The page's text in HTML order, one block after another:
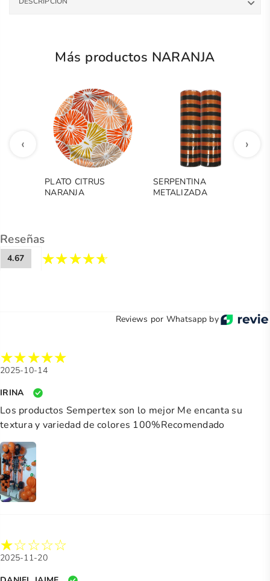
Más productos NARANJA
‹
PLATO CITRUS
NARANJA
SERPENTINA
METALIZADA
›
Reseñas
4.67
Reviews por Whatsapp by
2025-10-14
IRINA
Los productos Sempertex son lo mejor Me encanta su
textura y variedad de colores 100%Recomendado
2025-11-20